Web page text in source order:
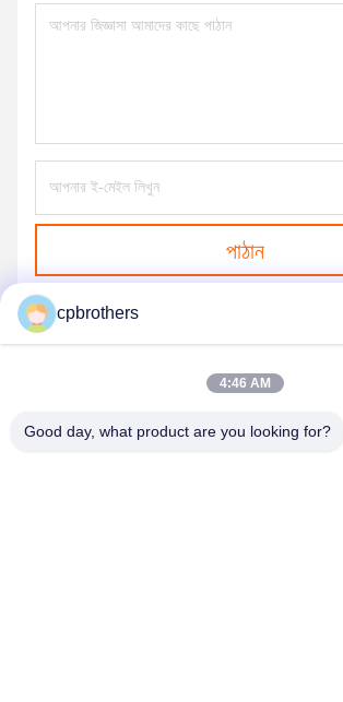
পাঠান
cpbrothers
4:46 AM
Good day, what product are you looking for?